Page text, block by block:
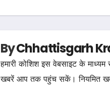
ByChhattisgarh
हमारी कोशिश इस वेबसाइट के
खबरें आप तक पहुंच सकें। नियमित